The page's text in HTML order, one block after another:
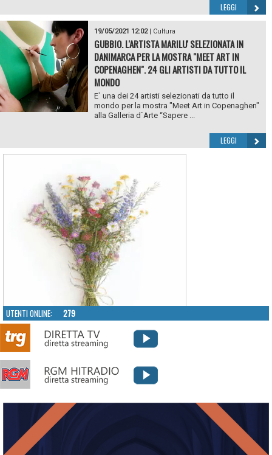
LEGGI
19/05/2021 12:02| Cultura
GUBBIO. L'ARTISTA MARILU' SELEZIONATA IN
DANIMARCA PER LA MOSTRA "MEET ART IN
COPENAGHEN". 24 GLI ARTISTI DA TUTTO IL
MONDO
E` una dei 24 artisti selezionati da tutto il
mondo per la mostra "Meet Art in Copenaghen"
alla Galleria d`Arte “Sapere ...
LEGGI
UTENTI ONLINE: 279